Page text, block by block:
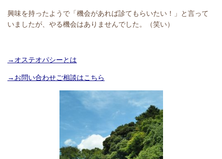
興味を持ったようで「機会があれば診てもらいたい！」と言って
いましたが、やる機会はありませんでした。（笑い）
→オステオパシーとは
→お問い合わせご相談はこちら